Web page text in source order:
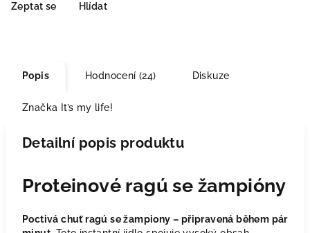
Zeptat se Hlídat
Popis Hodnocení (24) Diskuze
Značka It’s my life!
Detailní popis produktu
Proteinové ragú se žampióny
Poctivá chuť ragú se žampiony – připravená během pár